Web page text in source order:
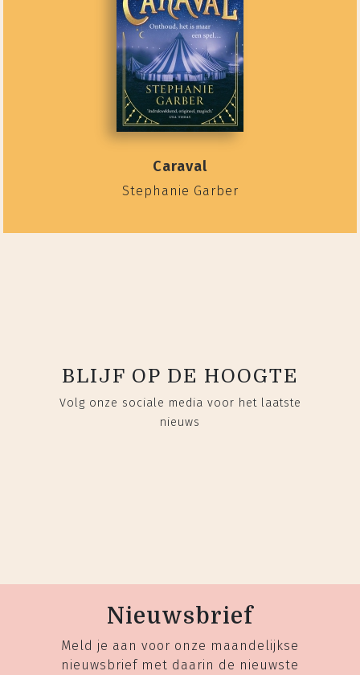
Caraval
Stephanie Garber
BLIJF OP DE HOOGTE
Volg onze sociale media voor het laatste
nieuws
Nieuwsbrief
Meld je aan voor onze maandelijkse
nieuwsbrief met daarin de nieuwste